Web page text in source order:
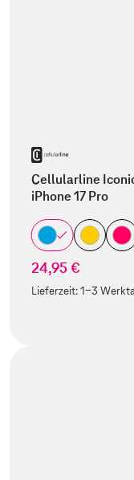
Cellularline
iPhone 17 Pro
24,95 €
Lieferzeit:1-3